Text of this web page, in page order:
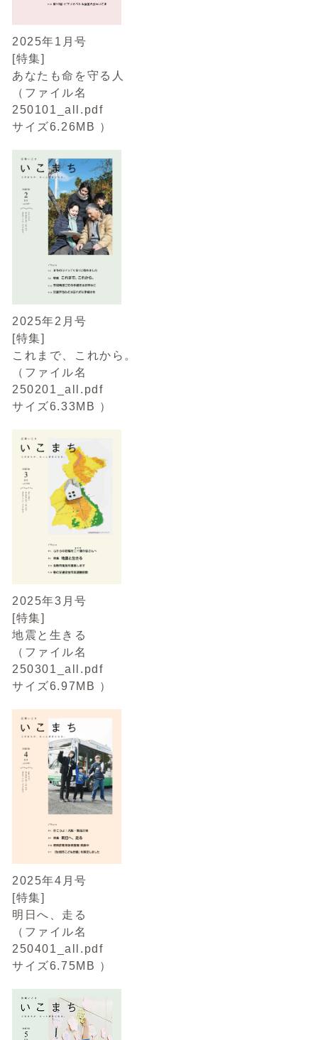
2025年1月号
[特集]
あなたも命を守る人
（ファイル名
250101_all.pdf
サイズ6.26MB ）
2025年2月号
[特集]
これまで、これから。
（ファイル名
250201_all.pdf
サイズ6.33MB ）
2025年3月号
[特集]
地震と生きる
（ファイル名
250301_all.pdf
サイズ6.97MB ）
2025年4月号
[特集]
明日へ、走る
（ファイル名
250401_all.pdf
サイズ6.75MB ）